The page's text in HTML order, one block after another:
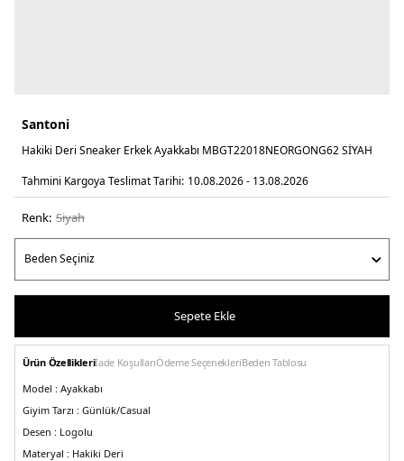
Santoni
Hakiki Deri Sneaker Erkek Ayakkabı MBGT22018NEORGONG62 SİYAH
Tahmini Kargoya Teslimat Tarihi: 10.08.2026 - 13.08.2026
Renk: si̇yah
Sepete Ekle
Ürün Özellikleriİade KoşullarıÖdeme SeçenekleriBeden Tablosu
Model : Ayakkabı
Giyim Tarzı : Günlük/Casual
Desen : Logolu
Materyal : Hakiki Deri